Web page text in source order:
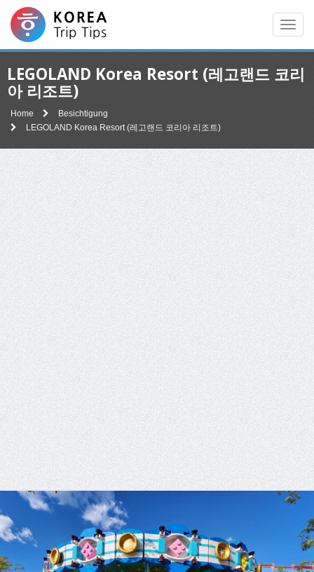
LEGOLAND Korea Resort (레고랜드 코리
아 리조트)
Home
Besichtigung
LEGOLAND Korea Resort (레고랜드 코리아 리조트)